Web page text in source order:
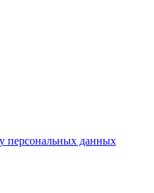
персональных данных